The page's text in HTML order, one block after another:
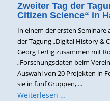
Zweiter Tag der
Citizen Science“ in
In einem der ersten Seminare
der Tagung „Digital History &
Georg Fertig zusammen mit
„Forschungsdaten beim
Auswahl von 20 Projekten in
sie in fünf Gruppen, ...
Weiterlesen …